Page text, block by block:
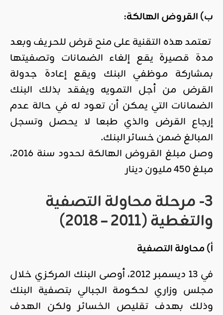
ب) القروض الهالكة:
تعتمد هذه التقنية على منح قرض للحريف وبعد
مدة قصيرة يقع إلغاء الضمانات وتصفيتها
بمشاركة موظفي البنك ويقع إعادة جدولة
القرض من أجل التمويه ويفقد بذلك البنك
الضمانات التي يمكن أن تعود له في حالة عدم
إرجاع القرض والذي طبعا لا يحصل وتسجل
المبالغ ضمن خسائر البنك.
وصل مبلغ القروض الهالكة لحدود سنة 2016،
مبلغ 450 مليون دينار
3- مرحلة محاولة التصفية
والتغطية (2011 – 2018)
أ) محاولة التصفية
في 13 ديسمبر 2012، أوصى البنك المركزي خلال
مجلس وزاري لحكومة الجبالي بتصفية البنك
وذلك بهدف تقليص الخسائر ولكن الهدف